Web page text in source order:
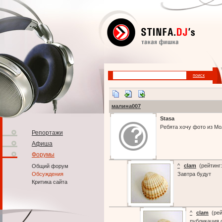
Репортажи
Афиша
Форумы
Общий форум
Обсуждения
Критика сайта
малина007
Stasa
Ребята хочу фото из
^ clam
Завтра будут
^ clam